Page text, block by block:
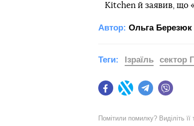
Kitchen й заявив, що
Автор: Ольга Березюк
FacebookTwitter Telegram
Теги: Ізраїль сектор
Помітили помилку? Виділіть її